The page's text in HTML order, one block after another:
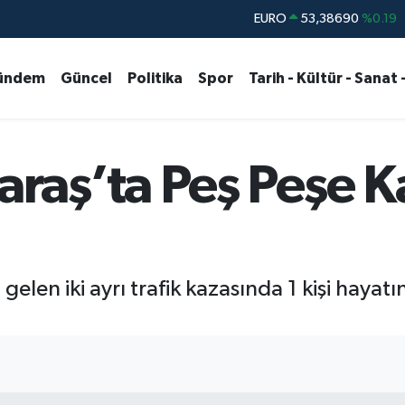
STERLİN 61,60380 %0.18
BİST100 14.598,00 %0
EURO 53,38690 %0.19
Güncel Politika Spor Tarih - Kültür - Sanat
Peş Peşe
iki ayrı trafik kazasında 1 kişi